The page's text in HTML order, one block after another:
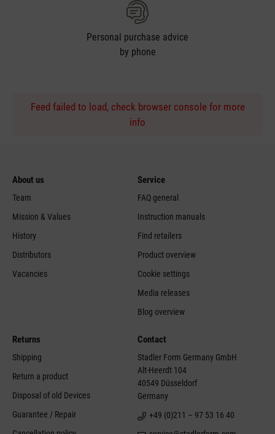
Personal purchase advice
by phone
Feed failed to load, check browser console for more
info
About us
Team
Mission & Values
History
Distributors
Vacancies
Service
FAQ general
Instruction manuals
Find retailers
Product overview
Cookie settings
Media releases
Blog overview
Returns
Shipping
Return a product
Disposal of old Devices
Guarantee / Repair
Contact
Stadler Form Germany GmbH
Alt-Heerdt 104
40549 Düsseldorf
Germany
+49 (0)211 – 97 53 16 40